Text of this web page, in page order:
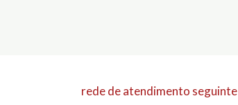
rede de atendimento seguinte